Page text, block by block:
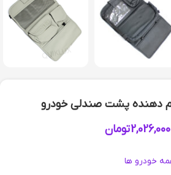
دهنده پشت صندلی خودرو
2,026,000تومان
خودرو ها